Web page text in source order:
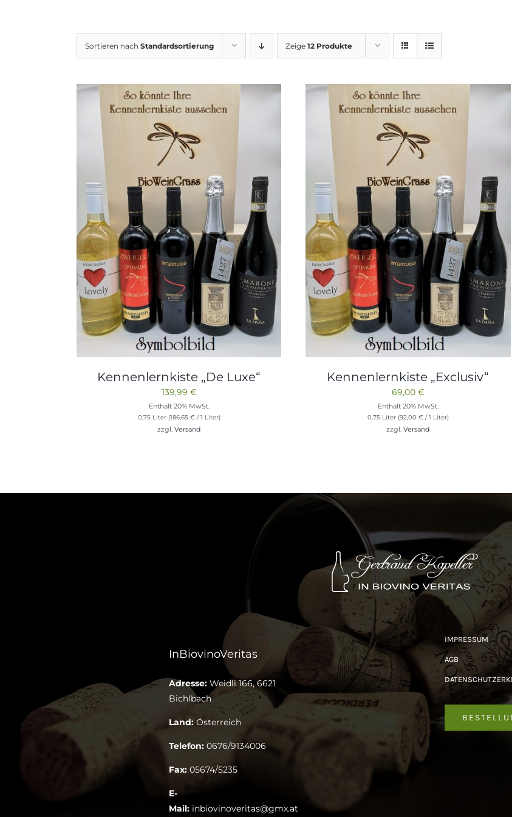
Sortieren nachStandardsortierung Zeige12 Produkte
Kennenlernkiste „De Luxe“
139,99 €
Enthält 20% MwSt.
0,75 Liter (186,65 €/ 1 Liter)
zzgl.Versand
Kennenlernkiste „Exclusiv“
69,00 €
Enthält 20% MwSt.
0,75 Liter (92,00 €/ 1 Liter)
zzgl.Versand
InBiovinoVeritas
Adresse:Weidli 166, 6621
Bichlbach
Land:Österreich
Telefon: 0676/9134006
Fax: 05674/5235
E-
Mail: inbiovinoveritas@gmx.at
IMPRESSUM
AGB